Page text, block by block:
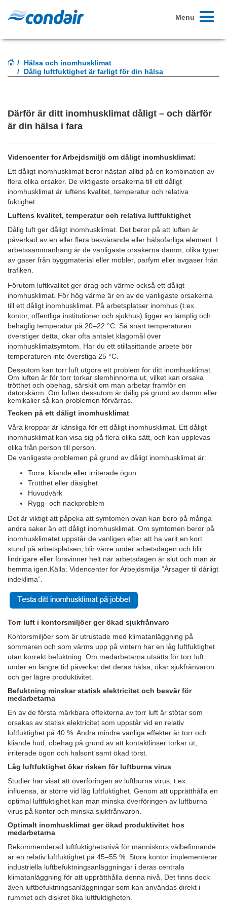
Toggle
Menu
Hälsa och inomhusklimat
Dålig luftfuktighet är farligt för din hälsa
Därför är ditt inomhusklimat dåligt – och därför
är din hälsa i fara
Videncenter for Arbejdsmiljö om dåligt inomhusklimat:
Ett dåligt inomhusklimat beror nästan alltid på en kombination av
flera olika orsaker. De viktigaste orsakerna till ett dåligt
inomhusklimat är luftens kvalitet, temperatur och relativa
fuktighet.
Luftens kvalitet, temperatur och relativa luftfuktighet
Dålig luft ger dåligt inomhusklimat. Det beror på att luften är
påverkad av en eller flera besvärande eller hälsofarliga element. I
arbetssammanhang är de vanligaste orsakerna damm, olika typer
av gaser från byggmaterial eller möbler, parfym eller avgaser från
trafiken.
Förutom luftkvalitet ger drag och värme också ett dåligt
inomhusklimat. För hög värme är en av de vanligaste orsakerna
till ett dåligt inomhusklimat. På arbetsplatser inomhus (t.ex.
kontor, offentliga institutioner och sjukhus) ligger en lämplig och
behaglig temperatur på 20–22 °C. Så snart temperaturen
överstiger detta, ökar ofta antalet klagomål över
inomhusklimatsymtom. Har du ett stillasittande arbete bör
temperaturen inte överstiga 25 °C.
Dessutom kan torr luft utgöra ett problem för ditt inomhusklimat.
Om luften är för torr torkar slemhinnorna ut, vilket kan orsaka
trötthet och obehag, särskilt om man arbetar framför en
datorskärm. Om luften dessutom är dålig på grund av damm eller
kemikalier så kan problemen förvärras.
Tecken på ett dåligt inomhusklimat
Våra kroppar är känsliga för ett dåligt inomhusklimat. Ett dåligt
inomhusklimat kan visa sig på flera olika sätt, och kan upplevas
olika från person till person.
De vanligaste problemen på grund av dåligt inomhusklimat är:
Torra, kliande eller irriterade ögon
Trötthet eller dåsighet
Huvudvärk
Rygg- och nackproblem
Det är viktigt att påpeka att symtomen ovan kan bero på många
andra saker än ett dåligt inomhusklimat. Om symtomen beror på
inomhusklimatet uppstår de vanligen efter att ha varit en kort
stund på arbetsplatsen, blir värre under arbetsdagen och blir
lindrigare eller försvinner helt när arbetsdagen är slut och man är
hemma igen.Källa: Videncenter for Arbejdsmiljø ”Årsager til dårligt
indeklima”.
Torr luft i kontorsmiljöer ger ökad sjukfrånvaro
Kontorsmiljöer som är utrustade med klimatanläggning på
sommaren och som värms upp på vintern har en låg luftfuktighet
utan korrekt befuktning. Om medarbetarna utsätts för torr luft
under en längre tid påverkar det deras hälsa, ökar sjukfrånvaron
och ger lägre produktivitet.
Befuktning minskar statisk elektricitet och besvär för
medarbetarna
En av de första märkbara effekterna av torr luft är stötar som
orsakas av statisk elektricitet som uppstår vid en relativ
luftfuktighet på 40 %. Andra mindre vanliga effekter är torr och
kliande hud, obehag på grund av att kontaktlinser torkar ut,
irriterade ögon och halsont samt ökad törst.
Låg luftfuktighet ökar risken för luftburna virus
Studier har visat att överföringen av luftburna virus, t.ex.
influensa, är större vid låg luftfuktighet. Genom att upprätthålla en
optimal luftfuktighet kan man minska överföringen av luftburna
virus på kontor och minska sjukfrånvaron.
Optimalt inomhusklimat ger ökad produktivitet hos
medarbetarna
Rekommenderad luftfuktighetsnivå för människors välbefinnande
är en relativ luftfuktighet på 45–55 %. Stora kontor implementerar
industriella luftbefuktningsanläggningar i deras centrala
klimatanläggning för att upprätthålla denna nivå. Det finns dock
även luftbefuktningsanläggningar som kan användas direkt i
rummet och diskret öka luftfuktigheten.